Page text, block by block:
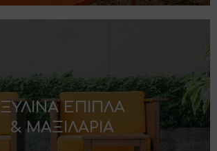
ΞΥΛΙΝΑ ΕΠΙΠΛΑ
& ΜΑΞΙΛΑΡΙΑ